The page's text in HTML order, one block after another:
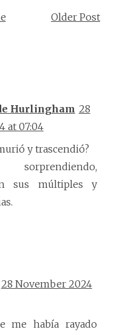
Older Post
Hurlingham 28
at 07:04
y trascendió?
sus múltiples y
28 November 2024
me había rayado